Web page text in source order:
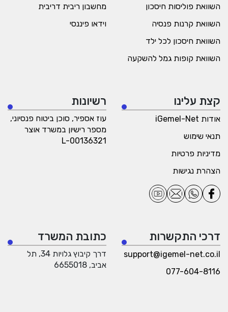
השוואת פוליסות חיסכון
השוואת קרנות פנסיה
השוואת חיסכון לכל ילד
השוואת קופות גמל להשקעה
מחשבון ריבית דריבית
וידאו פיננסי
קצת עלינו
אודות iGemel-Net
תנאי שימוש
מדיניות פרטיות
הצהרת נגישות
רשיונות
עוז אספיר, סוכן ביטוח פנסיוני,
מספר רישיון במשרד אוצר
L-00136321
דרכי התקשרות
support@igemel-net.co.il
077-604-8116
כתובת המשרד
דרך קיבוץ גלויות 34, תל
אביב, 6655018